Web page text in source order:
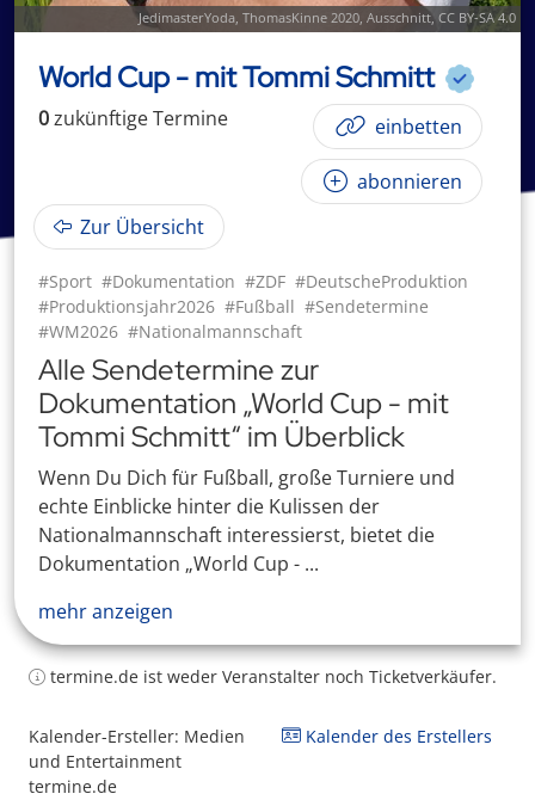
JedimasterYoda, ThomasKinne 2020, Ausschnitt, CC BY-SA 4.0
World Cup - mit Tommi Schmitt
0zukünftigeTermine einbetten
abonnieren
Zur Übersicht
#Sport #Dokumentation #ZDF #DeutscheProduktion
#Produktionsjahr2026 #Fußball #Sendetermine
#WM2026 #Nationalmannschaft
Alle Sendetermine zur
Dokumentation „World Cup - mit
Tommi Schmitt“ im Überblick
Wenn Du Dich für Fußball, große Turniere und
echte Einblicke hinter die Kulissen der
Nationalmannschaft interessierst, bietet die
Dokumentation „World Cup - ...
mehr anzeigen
termine.de ist weder Veranstalter noch Ticketverkäufer.
Kalender-Ersteller: Medien
und Entertainment
termine.de
Kalender des Erstellers